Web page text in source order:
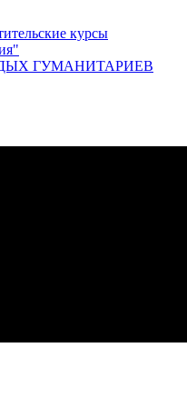
курсы
ГУМАНИТАРИЕВ